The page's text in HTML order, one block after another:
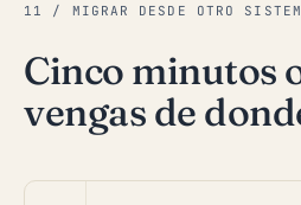
11 / MIGRAR DESDE OTRO
Cinco minutos
vengas de